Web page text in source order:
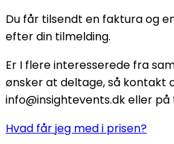
Du får tilsendt en faktura og
efter din tilmelding.
Er I flere interesserede fra
ønsker at deltage, så kontakt
info@insightevents.dk eller
Hvad får jeg med i prisen?